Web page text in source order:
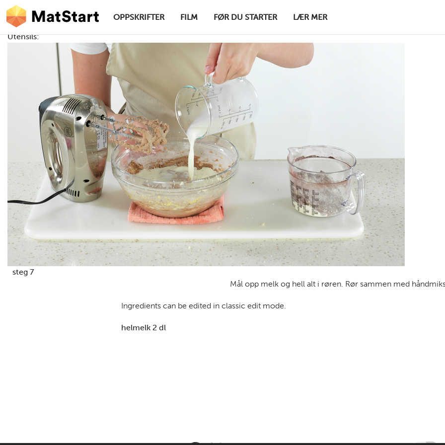
Hopp til hovedinnhold
hovednavigasjonsskrivebordsversjon
OPPSKRIFTER FILM FØR DU STARTER LÆR MER
Utensils:
steg 7
Mål opp melk og hell alt i røren. Rør sammen med
Ingredients can be edited in classic edit mode.
helmelk 2 dl